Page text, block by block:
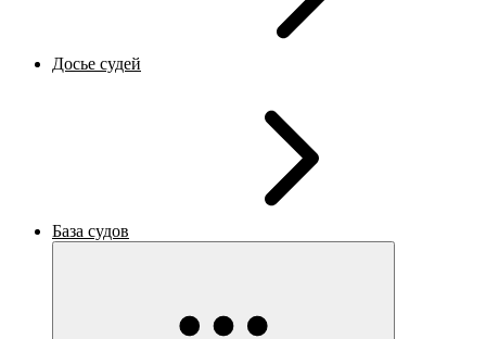
Досье судей
База судов